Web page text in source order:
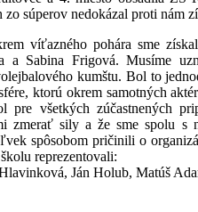
súperov nedokázal proti nám
víťazného pohára sme
a Sabina Frigová. Musíme
kumštu. Bol to
ktorú okrem samotných
všetkých zúčastnených
zmerať sily a že sme spolu s
spôsobom pričinili o
reprezentovali:
Ján Holub, Matúš